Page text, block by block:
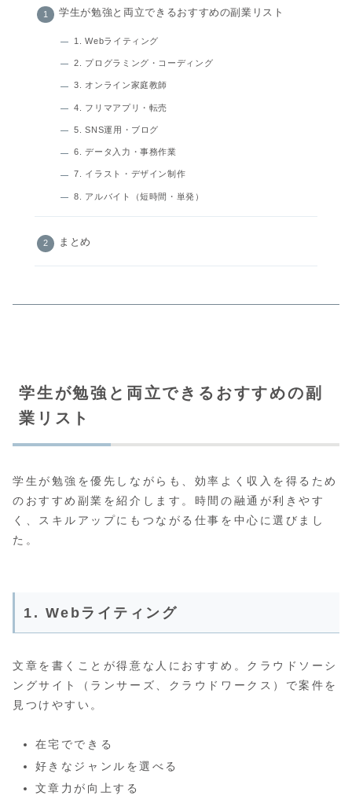
学生が勉強と両立できるおすすめの副業リスト
1. Webライティング
2. プログラミング・コーディング
3. オンライン家庭教師
4. フリマアプリ・転売
5. SNS運用・ブログ
6. データ入力・事務作業
7. イラスト・デザイン制作
8. アルバイト（短時間・単発）
まとめ
学生が勉強と両立できるおすすめの副
業リスト
学生が勉強を優先しながらも、効率よく収入を得るため
のおすすめ副業を紹介します。時間の融通が利きやす
く、スキルアップにもつながる仕事を中心に選びまし
た。
1. Webライティング
文章を書くことが得意な人におすすめ。クラウドソーシ
ングサイト（ランサーズ、クラウドワークス）で案件を
見つけやすい。
在宅でできる
好きなジャンルを選べる
文章力が向上する